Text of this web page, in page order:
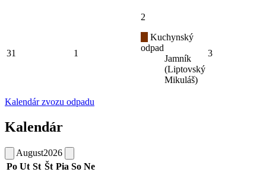
31 1
2
Kuchynský
odpad
Jamník
(Liptovský
Mikuláš)
3
Kalendár zvozu odpadu
Kalendár
August2026
Po Ut St Št Pia So Ne